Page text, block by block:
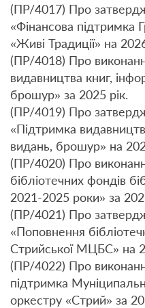
(ПР/4017) Про
«Фінансова підтримка
«Живі Традиції» на
(ПР/4018) Про
видавництва книг,
брошур» за 2025 рік.
(ПР/4019) Про
«Підтримка
видань, брошур» на
(ПР/4020) Про
бібліотечних фондів
2021-2025 роки» за
(ПР/4021) Про
«Поповнення
Стрийської МЦБС» на
(ПР/4022) Про
підтримка
оркестру «Стрий» за